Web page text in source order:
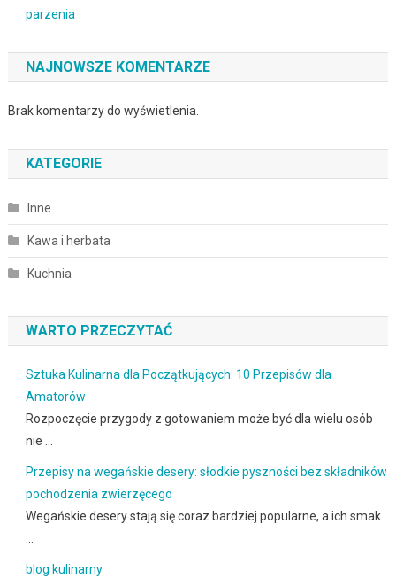
parzenia
NAJNOWSZE KOMENTARZE
Brak komentarzy do wyświetlenia.
KATEGORIE
Inne
Kawa i herbata
Kuchnia
WARTO PRZECZYTAĆ
Sztuka Kulinarna dla Początkujących: 10 Przepisów dla
Amatorów
Rozpoczęcie przygody z gotowaniem może być dla wielu osób
nie …
Przepisy na wegańskie desery: słodkie pyszności bez składników
pochodzenia zwierzęcego
Wegańskie desery stają się coraz bardziej popularne, a ich smak
blog kulinarny